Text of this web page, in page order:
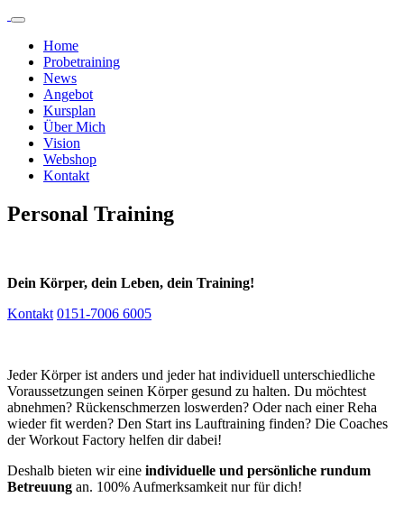
Home
Probetraining
News
Angebot
Kursplan
Über Mich
Vision
Webshop
Kontakt
Personal Training
Dein Körper, dein Leben, dein Training!
Kontakt 0151-7006 6005
Jeder Körper ist anders und jeder hat individuell unterschiedliche
Voraussetzungen seinen Körper gesund zu halten. Du möchtest
abnehmen? Rückenschmerzen loswerden? Oder nach einer Reha
wieder fit werden? Den Start ins Lauftraining finden? Die Coaches
der Workout Factory helfen dir dabei!
Deshalb bieten wir eine individuelle und persönliche rundum
Betreuung an. 100% Aufmerksamkeit nur für dich!